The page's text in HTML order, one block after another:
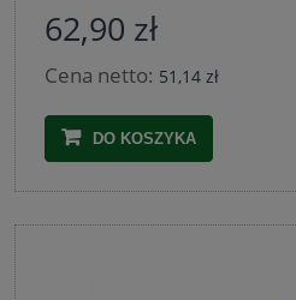
62,90 zł
Cena netto: 51,14 zł
DO KOSZYKA